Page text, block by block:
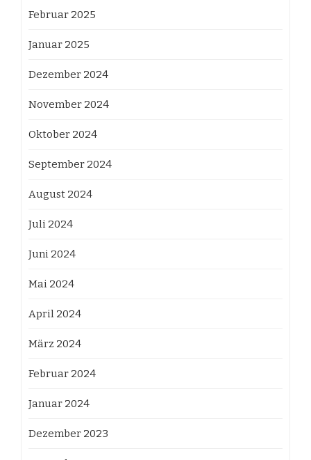
Februar 2025
Januar 2025
Dezember 2024
November 2024
Oktober 2024
September 2024
August 2024
Juli 2024
Juni 2024
Mai 2024
April 2024
März 2024
Februar 2024
Januar 2024
Dezember 2023